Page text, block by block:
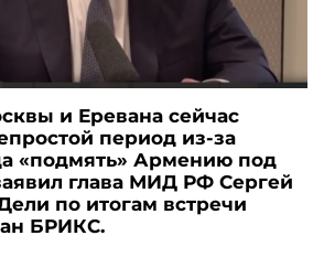
и Еревана сейчас
период из-за
«подмять» Армению под
глава МИД РФ Сергей
по итогам встречи
БРИКС.